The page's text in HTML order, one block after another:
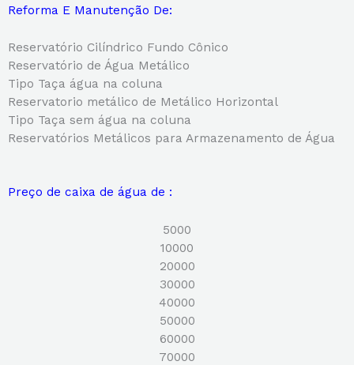
Reforma E Manutenção De:
Reservatório Cilíndrico Fundo Cônico
Reservatório de Água Metálico
Tipo Taça água na coluna
Reservatorio metálico de Metálico Horizontal
Tipo Taça sem água na coluna
Reservatórios Metálicos para Armazenamento de Água
Preço de caixa de água de :
5000
10000
20000
30000
40000
50000
60000
70000